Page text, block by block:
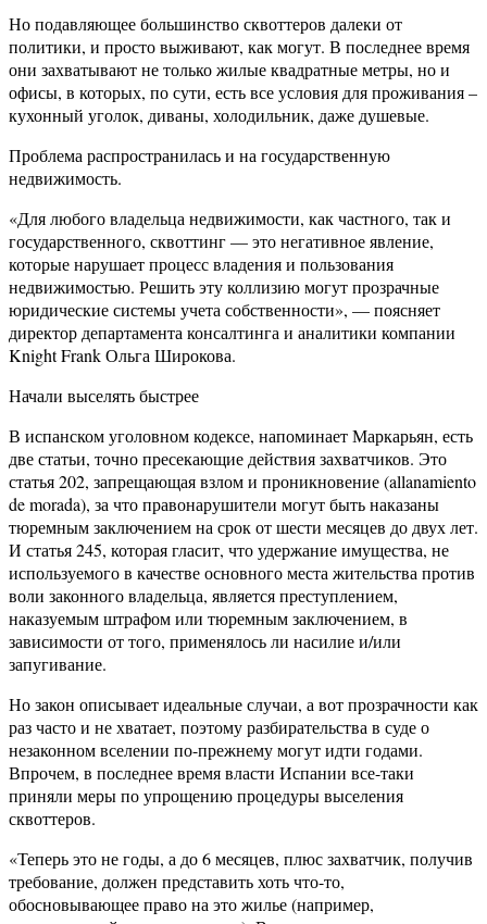
Но подавляющее большинство сквоттеров далеки от
политики, и просто выживают, как могут. В последнее время
они захватывают не только жилые квадратные метры, но и
офисы, в которых, по сути, есть все условия для проживания –
кухонный уголок, диваны, холодильник, даже душевые.
Проблема распространилась и на государственную
недвижимость.
«Для любого владельца недвижимости, как частного, так и
государственного, сквоттинг — это негативное явление,
которые нарушает процесс владения и пользования
недвижимостью. Решить эту коллизию могут прозрачные
юридические системы учета собственности», — поясняет
директор департамента консалтинга и аналитики компании
Knight Frank Ольга Широкова.
Начали выселять быстрее
В испанском уголовном кодексе, напоминает Маркарьян, есть
две статьи, точно пресекающие действия захватчиков. Это
статья 202, запрещающая взлом и проникновение (allanamiento
de morada), за что правонарушители могут быть наказаны
тюремным заключением на срок от шести месяцев до двух лет.
И статья 245, которая гласит, что удержание имущества, не
используемого в качестве основного места жительства против
воли законного владельца, является преступлением,
наказуемым штрафом или тюремным заключением, в
зависимости от того, применялось ли насилие и/или
запугивание.
Но закон описывает идеальные случаи, а вот прозрачности как
раз часто и не хватает, поэтому разбирательства в суде о
незаконном вселении по-прежнему могут идти годами.
Впрочем, в последнее время власти Испании все-таки
приняли меры по упрощению процедуры выселения
сквоттеров.
«Теперь это не годы, а до 6 месяцев, плюс захватчик, получив
требование, должен представить хоть что-то,
обосновывающее право на это жилье (например,